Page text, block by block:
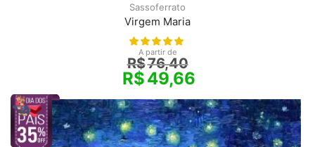
Sassoferrato
Virgem Maria
A partir de
R$76,40
R$49,66